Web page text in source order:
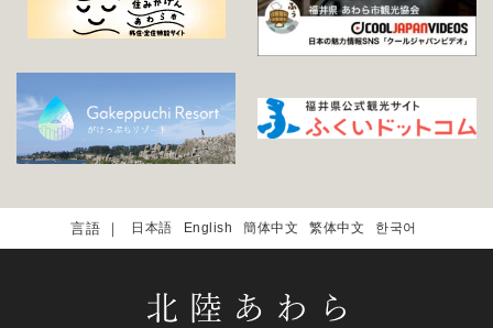
日本語 English 簡体中文 繁体中文 한국어